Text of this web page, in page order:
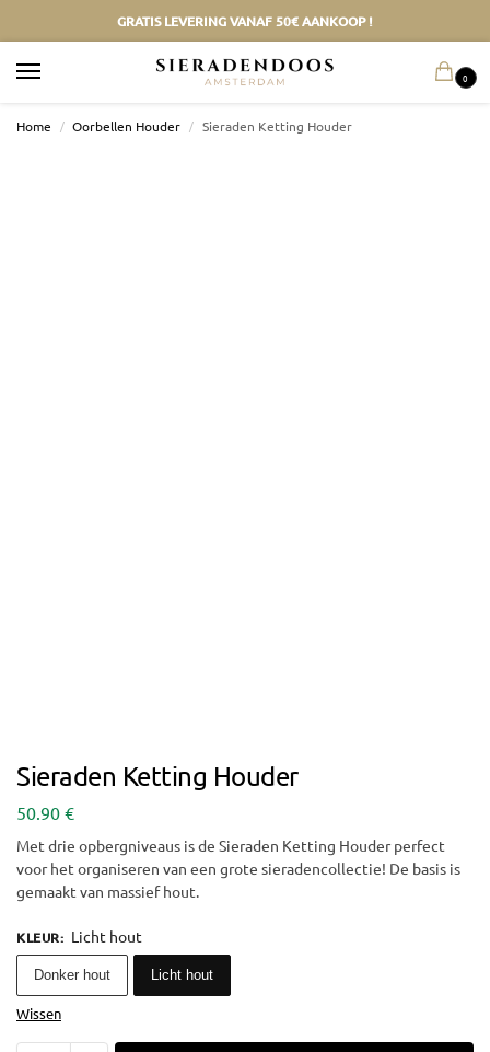
GRATIS LEVERING VANAF 50€ AANKOOP !
0
Home / Oorbellen Houder / Sieraden Ketting Houder
Sieraden Ketting Houder
50.90 €
Met drie opbergniveaus is de Sieraden Ketting Houder perfect
voor het organiseren van een grote sieradencollectie! De basis is
gemaakt van massief hout.
KLEUR: Licht hout
Donker hout Licht hout
Wissen